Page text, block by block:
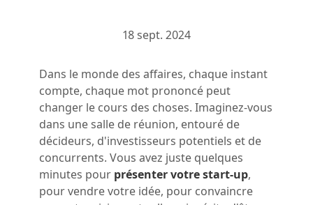
18 sept. 2024
Dans le monde des affaires, chaque instant
compte, chaque mot prononcé peut
changer le cours des choses. Imaginez-vous
dans une salle de réunion, entouré de
décideurs, d'investisseurs potentiels et de
concurrents. Vous avez juste quelques
minutes pour présenter votre start-up,
pour vendre votre idée, pour convaincre